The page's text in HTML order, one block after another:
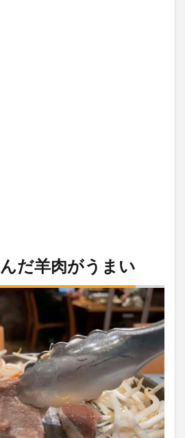
だ羊肉がうまい